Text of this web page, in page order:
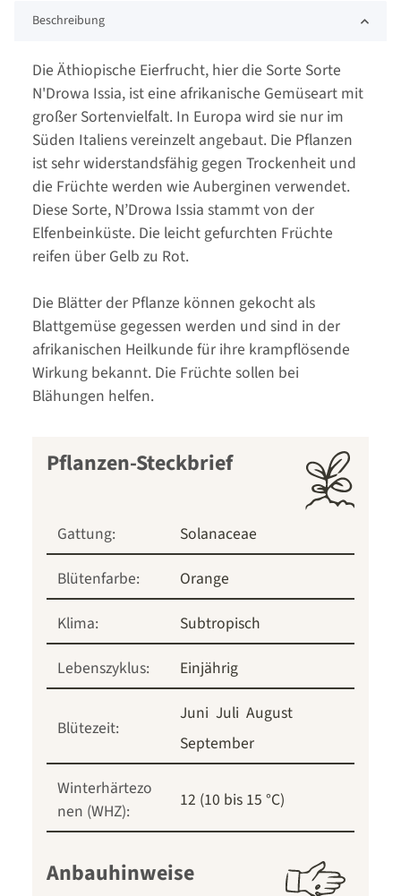
Beschreibung
Die Äthiopische Eierfrucht, hier die Sorte Sorte
N'Drowa Issia, ist eine afrikanische Gemüseart mit
großer Sortenvielfalt. In Europa wird sie nur im
Süden Italiens vereinzelt angebaut. Die Pflanzen
ist sehr widerstandsfähig gegen Trockenheit und
die Früchte werden wie Auberginen verwendet.
Diese Sorte, N’Drowa Issia stammt von der
Elfenbeinküste. Die leicht gefurchten Früchte
reifen über Gelb zu Rot.
Die Blätter der Pflanze können gekocht als
Blattgemüse gegessen werden und sind in der
afrikanischen Heilkunde für ihre krampflösende
Wirkung bekannt. Die Früchte sollen bei
Blähungen helfen.
Pflanzen-Steckbrief
Gattung:
Solanaceae
Blütenfarbe:
Orange
Klima:
Subtropisch
Lebenszyklus:
Einjährig
Blütezeit:
Juni Juli August
September
Winterhärtezo
nen (WHZ):
12 (10 bis 15 °C)
Anbauhinweise